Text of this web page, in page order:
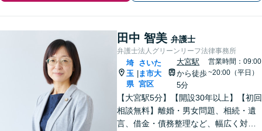
田中 智美 弁護士
弁護士法人グリーンリーフ法律事務所
埼
玉
県
さいた
ま市大
宮区
大宮駅
から徒歩
5分
営業時間：09:00
~20:00（平日）
【大宮駅5分】【開設30年以上】【初回
相談無料】離婚・男女問題、相続・遺
言、借金・債務整理など、幅広く対応